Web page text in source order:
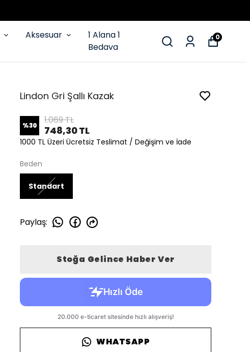
Aksesuar
1 Alana 1
Bedava
0
Lindon Gri Şallı Kazak
%30 1.069 TL
748,30 TL
1000 TL Üzeri Ücretsiz Teslimat / Değişim ve İade
Beden
Standart
Paylaş:
Stoğa Gelince Haber Ver
WHATSAPP